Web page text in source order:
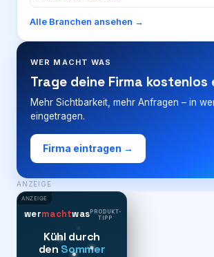
Alle Branchen ansehen →
WER MACHT WAS
Trage deine Firma kostenlos
Mehr Sichtbarkeit, mehr Anfragen – in
eingetragen.
Firma eintragen →
ANZEIGE
ANZEIGE
wermachtwasPRODUKT-
TIPP
Kühl durch
den Sommer